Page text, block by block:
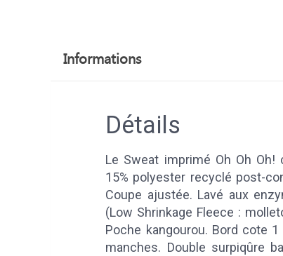
Informations
Détails
Le Sweat imprimé Oh Oh
15% polyester recyclé post-
Coupe ajustée. Lavé aux
(Low Shrinkage Fleece :
Poche kangourou. Bord cote
manches. Double surpiqûre